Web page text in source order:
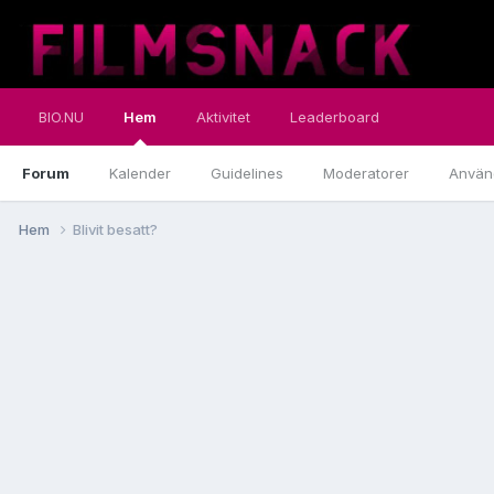
BIO.NU Hem
Forum Kalender Guidelines Moderatorer
Aktivitet Leaderboard
Hem Blivit besatt?